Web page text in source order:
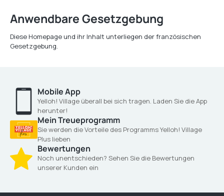
Anwendbare Gesetzgebung
Diese Homepage und ihr Inhalt unterliegen der französischen
Gesetzgebung.
Mobile App
Yelloh! Village überall bei sich tragen. Laden Sie die App
herunter!
Mein Treueprogramm
Sie werden die Vorteile des Programms Yelloh! Village
Plus lieben
Bewertungen
Noch unentschieden? Sehen Sie die Bewertungen
unserer Kunden ein